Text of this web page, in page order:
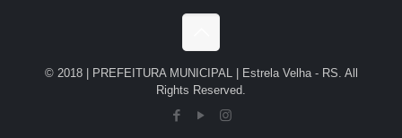
© 2018 | PREFEITURA MUNICIPAL | Estrela Velha - RS. All
Rights Reserved.